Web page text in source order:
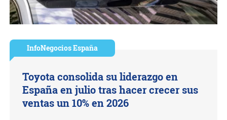
InfoNegocios España
Toyota consolida su liderazgo en
España en julio tras hacer crecer sus
ventas un 10% en 2026